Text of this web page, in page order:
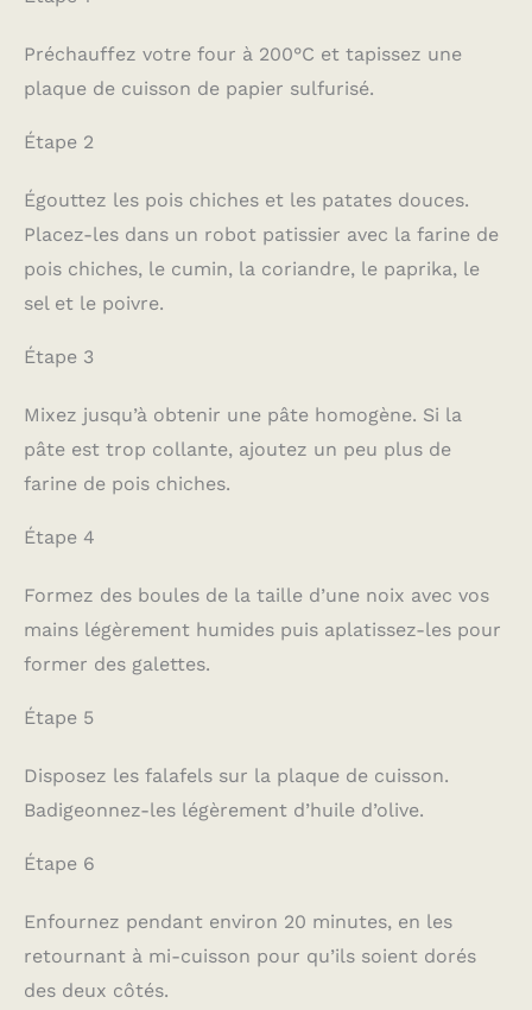
Préchauffez votre four à 200°C et tapissez une
plaque de cuisson de papier sulfurisé.
Étape 2
Égouttez les pois chiches et les patates douces.
Placez-les dans un robot patissier avec la farine de
pois chiches, le cumin, la coriandre, le paprika, le
sel et le poivre.
Étape 3
Mixez jusqu’à obtenir une pâte homogène. Si la
pâte est trop collante, ajoutez un peu plus de
farine de pois chiches.
Étape 4
Formez des boules de la taille d’une noix avec vos
mains légèrement humides puis aplatissez-les pour
former des galettes.
Étape 5
Disposez les falafels sur la plaque de cuisson.
Badigeonnez-les légèrement d’huile d’olive.
Étape 6
Enfournez pendant environ 20 minutes, en les
retournant à mi-cuisson pour qu’ils soient dorés
des deux côtés.